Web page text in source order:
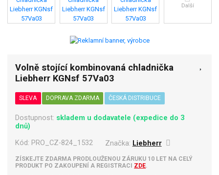
Další
Volně stojící kombinovaná chladnička
Liebherr KGNsf 57Va03
SLEVA DOPRAVA ZDARMA ČESKÁ DISTRIBUCE
Dostupnost: skladem u dodavatele (expedice do 3
dnů)
Kód: PRO_CZ-824_1532 Značka: Liebherr
ZÍSKEJTE ZDARMA PRODLOUŽENOU ZÁRUKU 10 LET NA CELÝ
PRODUKT PO ZAKOUPENÍ A REGISTRACI ZDE.